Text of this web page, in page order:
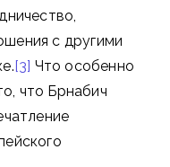
с другими
[3] Что особенно
что Брнабич